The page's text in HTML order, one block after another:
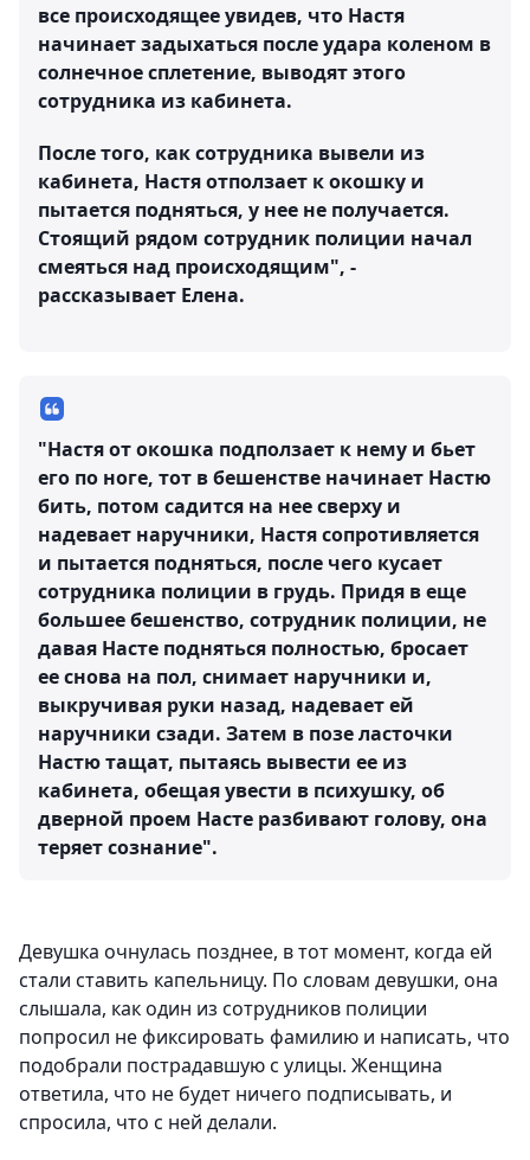
все происходящее увидев, что Настя
начинает задыхаться после удара коленом в
солнечное сплетение, выводят этого
сотрудника из кабинета.
После того, как сотрудника вывели из
кабинета, Настя отползает к окошку и
пытается подняться, у нее не получается.
Стоящий рядом сотрудник полиции начал
смеяться над происходящим", -
рассказывает Елена.
"Настя от окошка подползает к нему и бьет
его по ноге, тот в бешенстве начинает Настю
бить, потом садится на нее сверху и
надевает наручники, Настя сопротивляется
и пытается подняться, после чего кусает
сотрудника полиции в грудь. Придя в еще
большее бешенство, сотрудник полиции, не
давая Насте подняться полностью, бросает
ее снова на пол, снимает наручники и,
выкручивая руки назад, надевает ей
наручники сзади. Затем в позе ласточки
Настю тащат, пытаясь вывести ее из
кабинета, обещая увести в психушку, об
дверной проем Насте разбивают голову, она
теряет сознание".
Девушка очнулась позднее, в тот момент, когда ей
стали ставить капельницу. По словам девушки, она
слышала, как один из сотрудников полиции
попросил не фиксировать фамилию и написать, что
подобрали пострадавшую с улицы. Женщина
ответила, что не будет ничего подписывать, и
спросила, что с ней делали.